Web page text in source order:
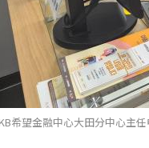
KB希望金融中心大田分中心主